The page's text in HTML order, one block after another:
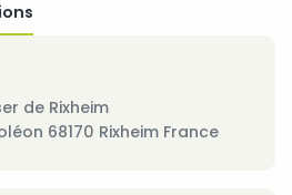
de Rixheim
68170 Rixheim France